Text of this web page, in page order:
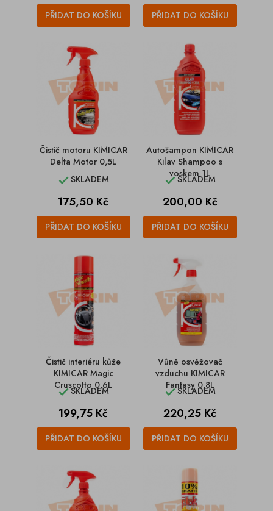
PŘIDAT DO KOŠÍKU PŘIDAT DO KOŠÍKU
Čistič motoru KIMICAR
Delta Motor 0,5L
SKLADEM
Cena
175,50 Kč
PŘIDAT DO KOŠÍKU
Autošampon KIMICAR
Kilav Shampoo s
voskem 1L
SKLADEM
Cena
200,00 Kč
PŘIDAT DO KOŠÍKU
Čistič interiéru kůže
KIMICAR Magic
Cruscotto 0,6L
SKLADEM
Cena
199,75 Kč
PŘIDAT DO KOŠÍKU
Vůně osvěžovač
vzduchu KIMICAR
Fantasy 0,8L
SKLADEM
Cena
220,25 Kč
PŘIDAT DO KOŠÍKU